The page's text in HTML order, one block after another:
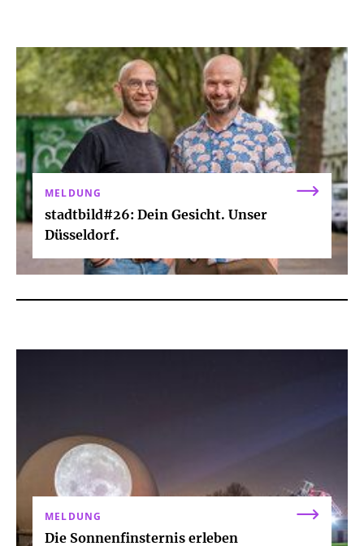
MELDUNG
stadtbild#26: Dein Gesicht. Unser
Düsseldorf.
MELDUNG
Die Sonnenfinsternis erleben